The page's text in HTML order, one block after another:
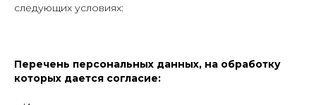
следующих условиях:
Перечень персональных данных, на обработку
которых дается согласие: